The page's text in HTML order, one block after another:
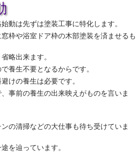
動は先ずは塗装工事に特化します。
枠や浴室ドア枠の木部塗装を済ませるも
略出来ます。
養生不要となるからです。
けの養生は必要です。
事前の養生の出来映えがものを言いま
の清掃などの大仕事も待ち受けていま
を辿っています。